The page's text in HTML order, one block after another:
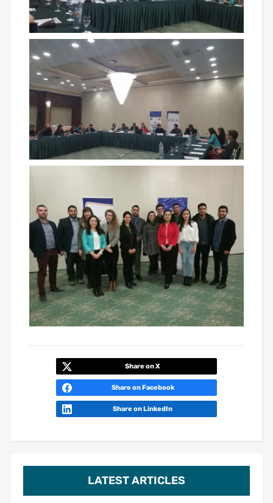
LATEST ARTICLES
Share on X
Share on Facebook
Share on LinkedIn